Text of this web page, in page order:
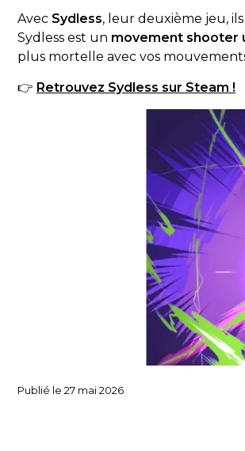
Avec Sydless, leur deuxième jeu,
Sydless est un movement shooter
plus mortelle avec vos
👉 Retrouvez Sydless sur Steam !
Publié le 27 mai 2026